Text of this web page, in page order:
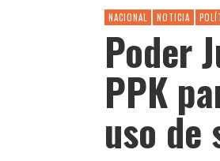
NACIONAL NOTICIA
Poder
PPK
uso de